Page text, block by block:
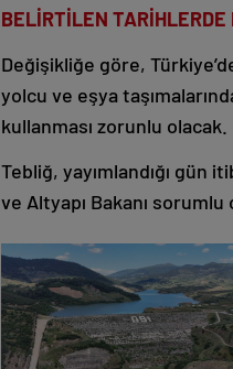
BELİRTİLEN TARİHLERDE
Değişikliğe göre,
yolcu ve eşya
kullanması zorunlu olacak.
Tebliğ, yayımlandığı gün
ve Altyapı Bakanı sorumlu